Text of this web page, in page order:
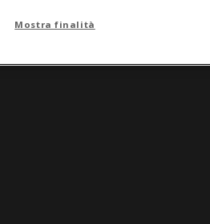
Mostra finalità